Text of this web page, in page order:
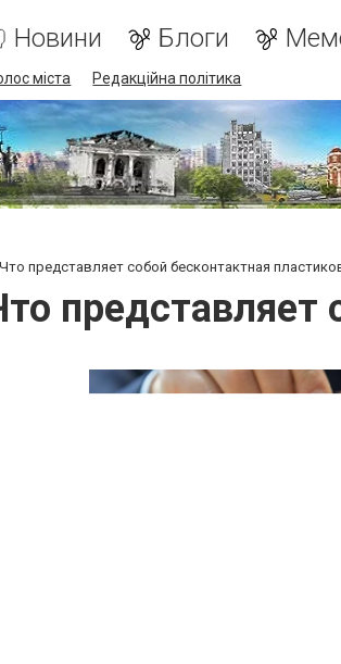
Новини Блоги
міста Редакційна політика
Что представляет собой бесконтактная
представляет